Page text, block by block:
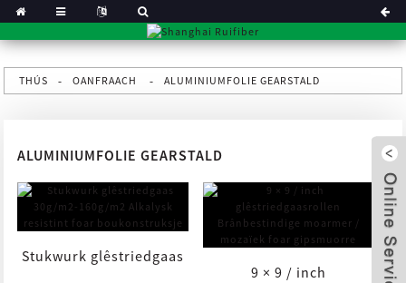
THÚS OANFRAACH ALUMINIUMFOLIE GEARSTALD
ALUMINIUMFOLIE GEARSTALD
Stukwurk glêstriedgaas
9 × 9 / inch